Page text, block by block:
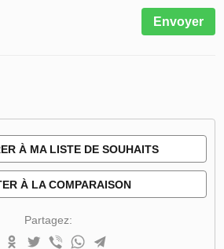
Envoyer
À MA LISTE DE SOUHAITS
À LA COMPARAISON
Partagez: